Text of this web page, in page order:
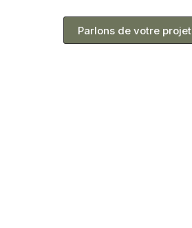
Parlons de votre projet